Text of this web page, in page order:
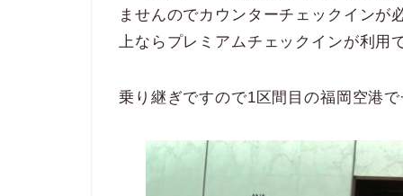
ませんのでカウンターチェックインが
上ならプレミアムチェックインが利用
乗り継ぎですので1区間目の福岡空港